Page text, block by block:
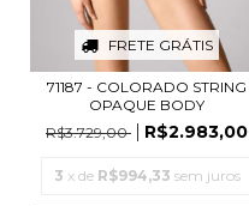
FRETE GRÁTIS
71187 - COLORADO STRING
OPAQUE BODY
R$3.729,00
R$2.983,00
3 x de R$994,33 sem juros